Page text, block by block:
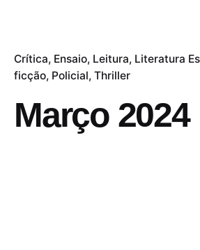
Crítica Ensaio Leitura Literatura
ficção Policial Thriller
Março 2024